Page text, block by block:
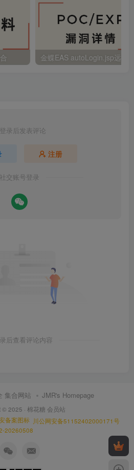
录后发表评论
注册
社交账号登录
后查看评论内容
集合网站 JMR's Homepage
© 2025 · 棉花糖 会员站
川公网安备51152402000171号
20260508